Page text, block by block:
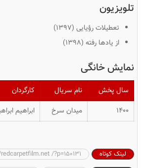
تلویزیون
تعطیلات رؤیایی (۱۳۹٧)
از یادها رفته (۱۳۹٨)
نمایش خانگی
سال پخش نام سریال کارگردان
۱۴۰۰
میدان سرخ ابراهیم
لینک کوتاه
/?p=150131